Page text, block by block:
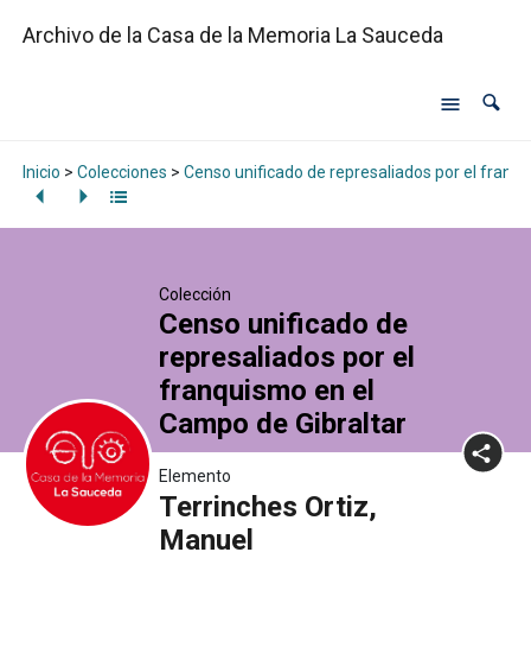
Archivo de la Casa de la Memoria La Sauceda
Inicio > Colecciones > Censo unificado de represaliados por el
Colección
Censo unificado de
represaliados por el
franquismo en el
Campo de Gibraltar
Elemento
Terrinches Ortiz,
Manuel